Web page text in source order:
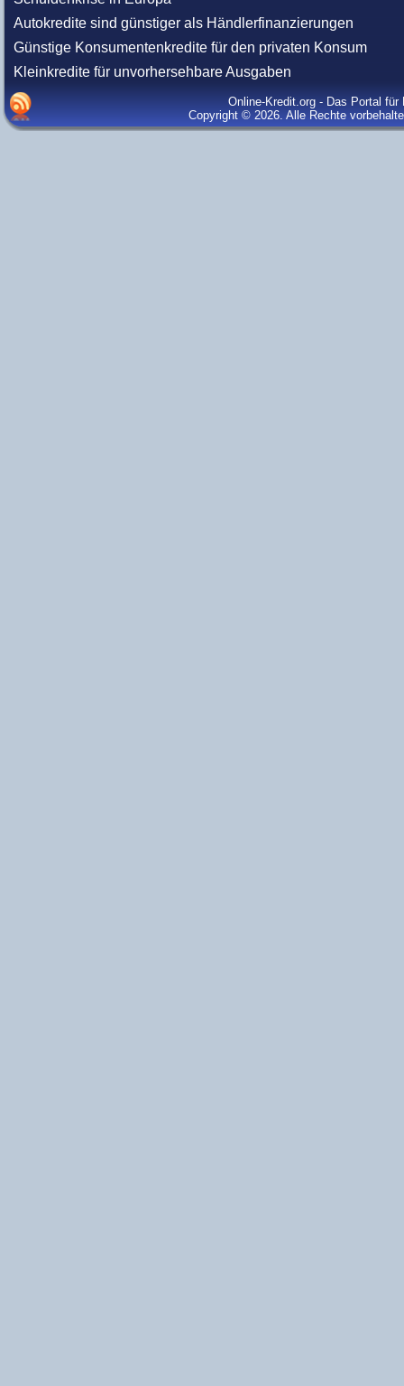
Autokredite sind günstiger als Händlerfinanzierungen
Günstige Konsumentenkredite für den privaten Konsum
Kleinkredite für unvorhersehbare Ausgaben
Online-Kredit.org - Das Portal
Copyright © 2026. Alle Rechte